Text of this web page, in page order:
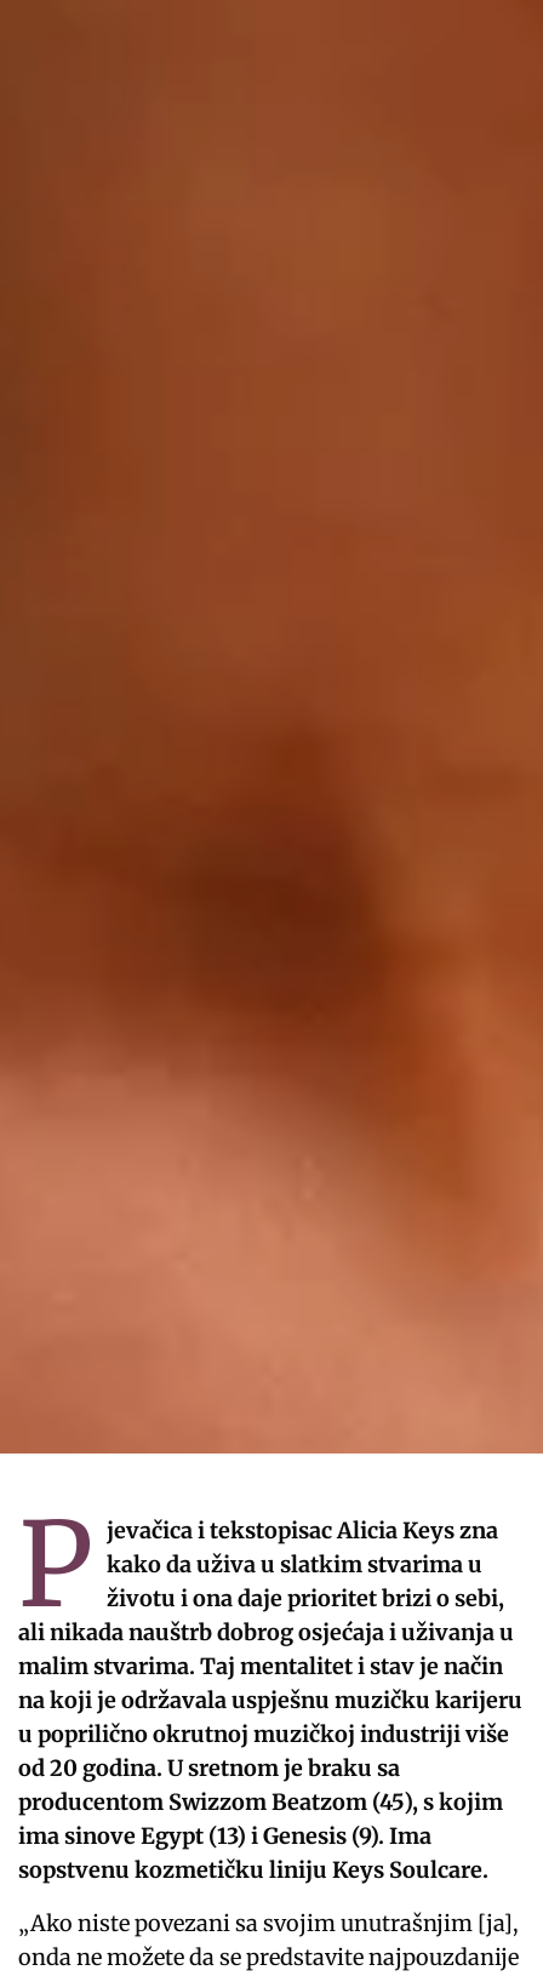
P
jevačica i tekstopisac Alicia Keys zna
kako da uživa u slatkim stvarima u
životu i ona daje prioritet brizi o sebi,
ali nikada nauštrb dobrog osjećaja i uživanja u
malim stvarima. Taj mentalitet i stav je način
na koji je održavala uspješnu muzičku karijeru
u poprilično okrutnoj muzičkoj industriji više
od 20 godina. U sretnom je braku sa
producentom Swizzom Beatzom (45), s kojim
ima sinove Egypt (13) i Genesis (9). Ima
sopstvenu kozmetičku liniju Keys Soulcare.
„Ako niste povezani sa svojim unutrašnjim [ja],
onda ne možete da se predstavite najpouzdanije